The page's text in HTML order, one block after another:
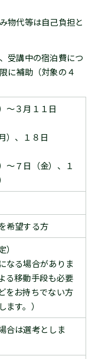
物代等は自己負担と
受講中の宿泊費につ
に補助（対象の４
～３月１１日
）、１８日
日（金）、１
希望する方
なる場合がありま
る移動手段も必要
をお持ちでない方
す。）
合は選考としま